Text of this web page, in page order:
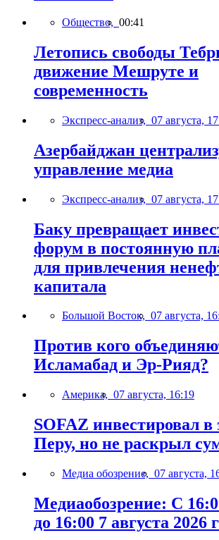
Общество, 00:41
Летопись свободы
движение Мешруте и
современность
Экспресс-анализ, 07 августа,
Азербайджан
управление медиа
Экспресс-анализ, 07 августа,
Баку превращает
форум в постоянную
для привлечения
капитала
Большой Восток, 07 августа,
Против кого
Исламабад и Эр-Рияд?
Америка, 07 августа, 16:19
SOFAZ инвестировал в
Перу, но не раскрыл
Медиа обозрение, 07 августа,
Медиаобозрение: С
до 16:00 7 августа 2026